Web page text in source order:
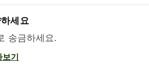
세요
송금하세요.
보기